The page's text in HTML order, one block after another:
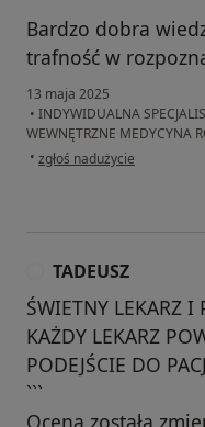
Bardzo dobra
trafność w
13 maja 2025
• INDYWIDUALNA
WEWNĘTRZNE MEDYCYNA
• w opinii użytkownika JAN
zgłoś nadużycie
TADEUSZ
ŚWIETNY LEKARZ I
KAŻDY LEKARZ
PODEJŚCIE DO
```